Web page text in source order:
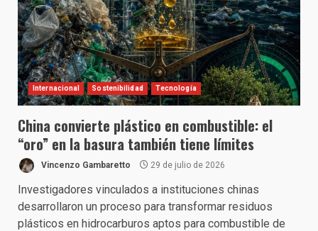
Internacional Sostenibilidad Tecnología
China convierte plástico en combustible: el
“oro” en la basura también tiene límites
Vincenzo Gambaretto 29 de julio de 2026
Investigadores vinculados a instituciones chinas
desarrollaron un proceso para transformar residuos
plásticos en hidrocarburos aptos para combustible de